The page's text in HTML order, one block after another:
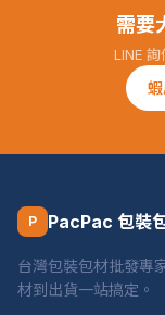
需要
LINE
P PacPac 包裝
台灣包裝包材批發專
材到出貨一站搞定。